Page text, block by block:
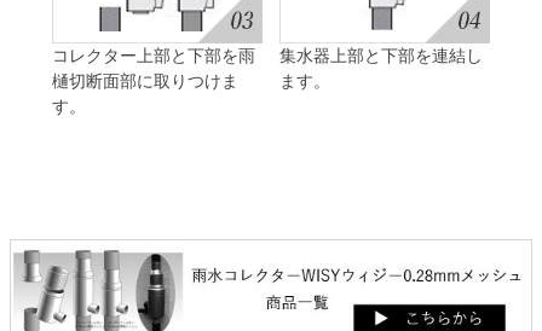
コレクター上部と下部を雨
樋切断面部に取りつけま
す。
集水器上部と下部を連結し
ます。